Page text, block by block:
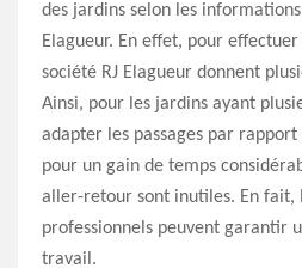
des jardins selon les
Elagueur. En effet, pour
société RJ Elagueur donnent
Ainsi, pour les jardins ayant
adapter les passages par rapport
pour un gain de temps
aller-retour sont inutiles. En fait,
professionnels peuvent garantir
travail.